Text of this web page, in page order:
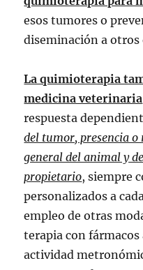
esos tumores o
diseminación a
La quimioterapia
medicina veterinaria
respuesta
del tumor, presencia o
general del animal y
propietario, siempre
personalizados a
empleo de otras
terapia con
actividad